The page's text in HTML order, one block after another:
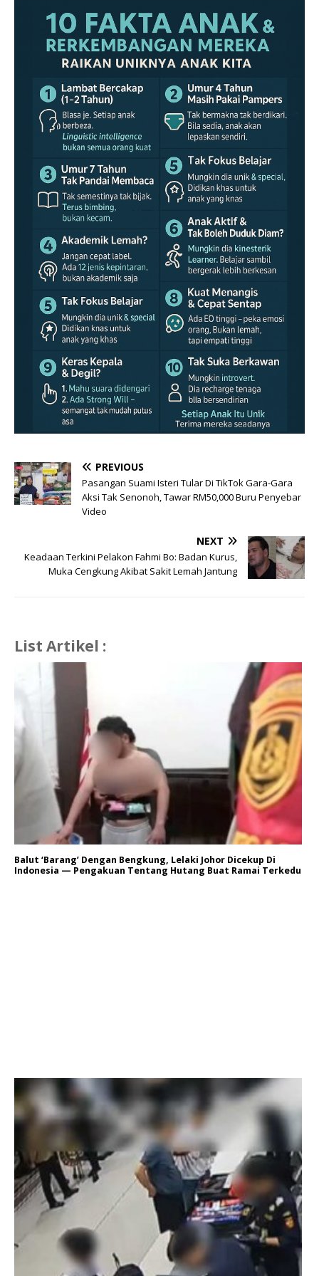
PREVIOUS
Pasangan Suami Isteri Tular Di TikTok Gara-Gara
Aksi Tak Senonoh, Tawar RM50,000 Buru Penyebar
Video
NEXT
Keadaan Terkini Pelakon Fahmi Bo: Badan Kurus,
Muka Cengkung Akibat Sakit Lemah Jantung
List Artikel :
Balut ‘Barang’ Dengan Bengkung, Lelaki Johor Dicekup Di
Indonesia — Pengakuan Tentang Hutang Buat Ramai Terkedu